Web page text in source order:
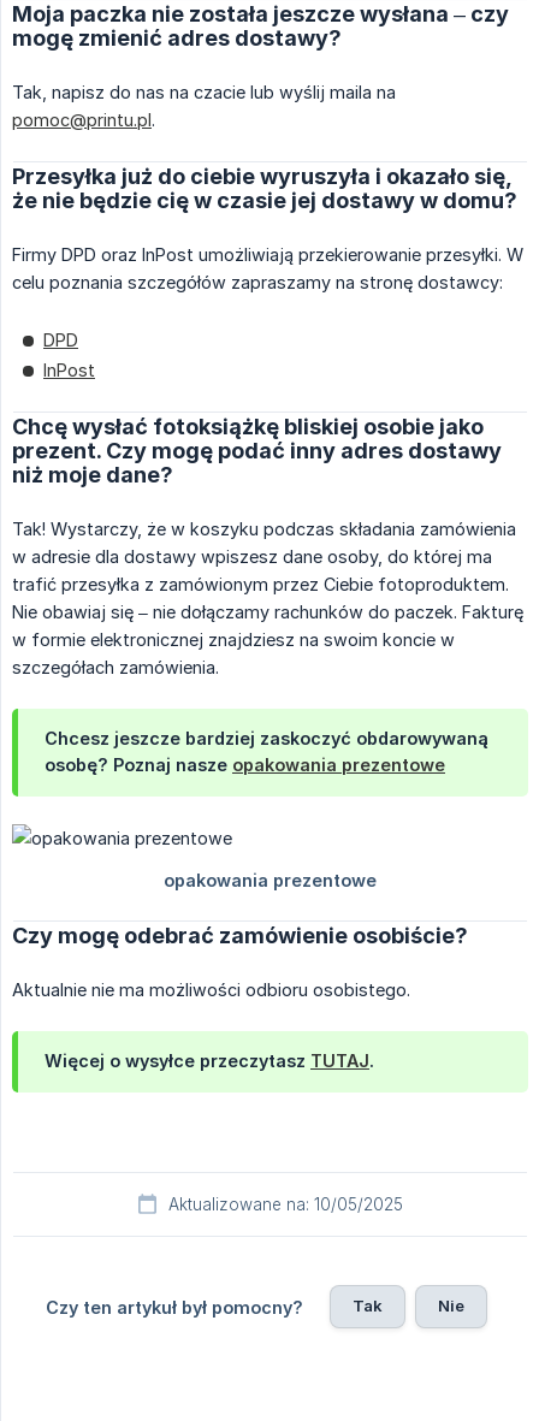
Moja paczka nie została jeszcze wysłana – czy
mogę zmienić adres dostawy?
Tak, napisz do nas na czacie lub wyślij maila na
pomoc@printu.pl.
Przesyłka już do ciebie wyruszyła i okazało się,
że nie będzie cię w czasie jej dostawy w domu?
Firmy DPD oraz InPost umożliwiają przekierowanie przesyłki. W
celu poznania szczegółów zapraszamy na stronę dostawcy:
DPD
InPost
Chcę wysłać fotoksiążkę bliskiej osobie jako
prezent. Czy mogę podać inny adres dostawy
niż moje dane?
Tak! Wystarczy, że w koszyku podczas składania zamówienia
w adresie dla dostawy wpiszesz dane osoby, do której ma
trafić przesyłka z zamówionym przez Ciebie fotoproduktem.
Nie obawiaj się – nie dołączamy rachunków do paczek. Fakturę
w formie elektronicznej znajdziesz na swoim koncie w
szczegółach zamówienia.
Chcesz jeszcze bardziej zaskoczyć obdarowywaną
osobę? Poznaj nasze opakowania prezentowe
Czy mogę odebrać zamówienie osobiście?
Aktualnie nie ma możliwości odbioru osobistego.
Więcej o wysyłce przeczytasz TUTAJ.
Aktualizowane na: 10/05/2025
Czy ten artykuł był pomocny? Tak Nie